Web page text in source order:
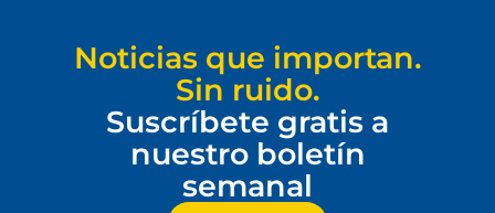
Noticias que importan.
Sin ruido.
Suscríbete gratis a
nuestro boletín
semanal